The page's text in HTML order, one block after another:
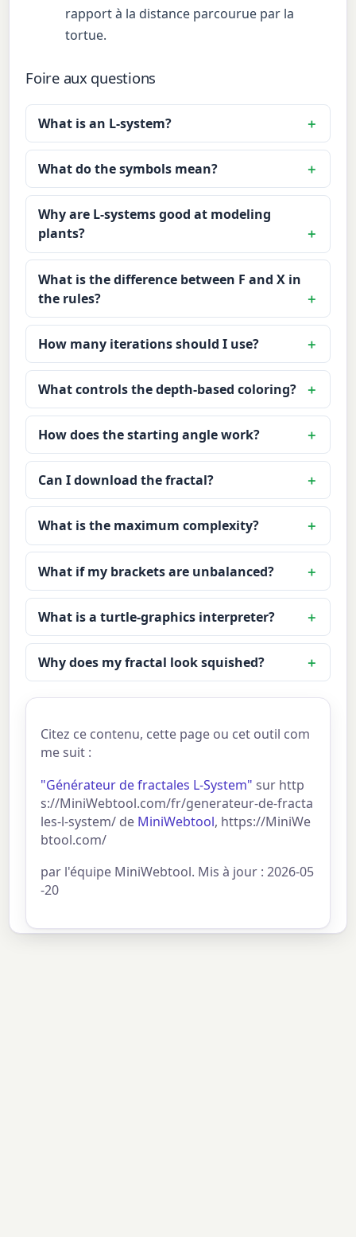
rapport à la distance parcourue par la
tortue.
Foire aux questions
What is an L-system?
What do the symbols mean?
Why are L-systems good at modeling
plants?
What is the difference between F and X in
the rules?
How many iterations should I use?
What controls the depth-based coloring?
How does the starting angle work?
Can I download the fractal?
What is the maximum complexity?
What if my brackets are unbalanced?
What is a turtle-graphics interpreter?
Why does my fractal look squished?
Citez ce contenu, cette page ou cet outil com
me suit :
"Générateur de fractales L-System" sur http
s://MiniWebtool.com/fr/generateur-de-fracta
les-l-system/ de MiniWebtool, https://MiniWe
btool.com/
par l'équipe MiniWebtool. Mis à jour : 2026-05
-20